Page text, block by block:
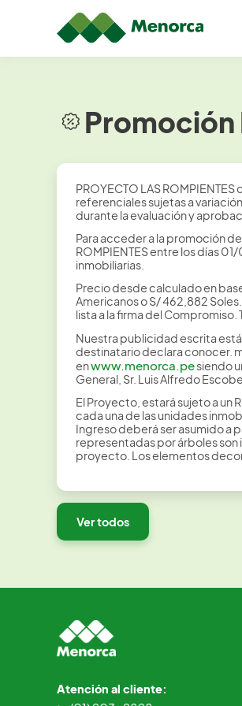
Promoción
PROYECTO LAS
referenciales sujetas a
durante la evaluación y
Para acceder a la promoción
ROMPIENTES entre los días
inmobiliarias.
Precio desde calculado en
Americanos o S/ 462,882
lista a la firma del
Nuestra publicidad escrita
destinatario declara conocer.
enwww.menorca.pesiendo
General, Sr. Luis Alfredo
El Proyecto, estará sujeto a
cada una de las unidades
Ingreso deberá ser asumido a
representadas por árboles
proyecto. Los elementos
Ver todos
Atención al cliente: